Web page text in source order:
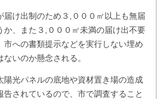
届け出制のため３,０００㎡以上も無届
か、また３,０００㎡未満の届け出不要
市への書類提示などを実行しない埋め
いのか懸念される。
陽光パネルの底地や資材置き場の造成
告されているので、市で調査すること